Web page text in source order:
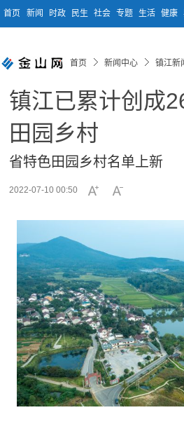
首页 新闻 时政 民生 社会 专题 生活 健康
首页 新闻中心 镇江新
镇江已累计创成
田园乡村
省特色田园乡村名单上新
2022-07-10 00:50